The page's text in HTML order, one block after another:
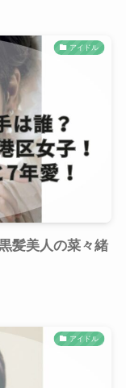
アイドル
髪美人の菜々緒
アイドル